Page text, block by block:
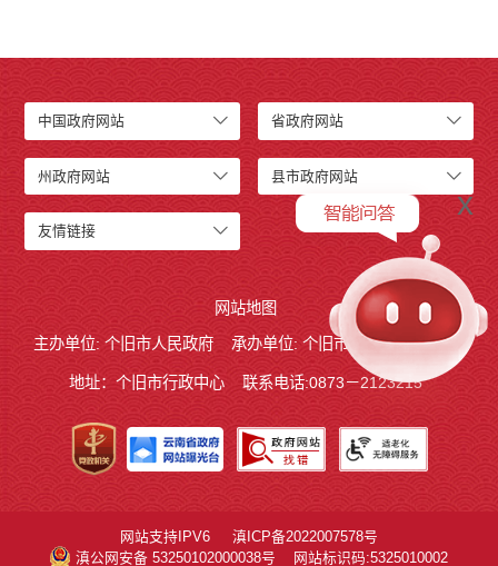
中国政府网站 省政府网站
州政府网站 县市政府网站
友情链接
网站地图
主办单位: 个旧市人民政府
承办单位: 个旧市人民政府办公室
地址：个旧市行政中心 联系电话:0873－2123215
x
网站支持IPV6
滇ICP备2022007578号
滇公网安备 53250102000038号
网站标识码:5325010002